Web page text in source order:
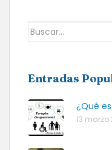
Buscar:
Entradas
¿Qué
13 marzo